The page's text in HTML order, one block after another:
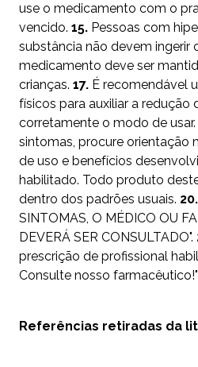
use o medicamento com o
vencido. 15. Pessoas com
substância não devem ingerir
medicamento deve ser
crianças. 17. É recomendável
físicos para auxiliar a redução
corretamente o modo de
sintomas, procure orientação
de uso e benefícios
habilitado. Todo produto
dentro dos padrões usuais. 20.
SINTOMAS, O MÉDICO OU
DEVERÁ SER CONSULTADO".
prescrição de profissional
Consulte nosso farmacêutico!"
Referências retiradas da